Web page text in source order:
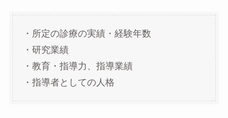
・所定の診療の実績・経験年数
・研究業績
・教育・指導力、指導業績
・指導者としての人格